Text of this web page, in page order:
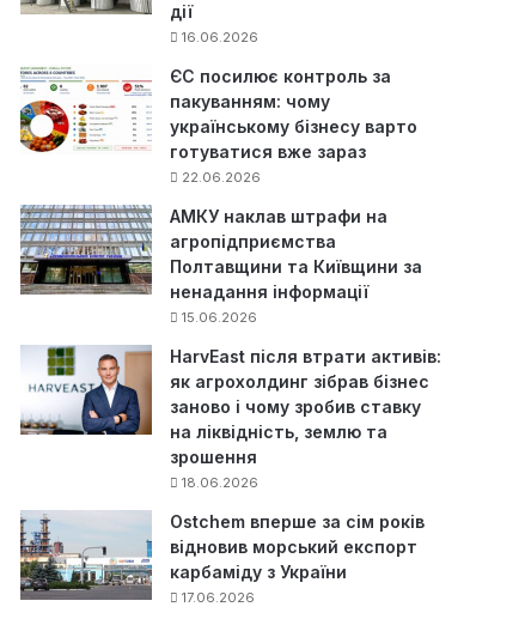
дії
16.06.2026
ЄС посилює контроль за
пакуванням: чому
українському бізнесу варто
готуватися вже зараз
22.06.2026
АМКУ наклав штрафи на
агропідприємства
Полтавщини та Київщини за
ненадання інформації
15.06.2026
HarvEast після втрати активів:
як агрохолдинг зібрав бізнес
заново і чому зробив ставку
на ліквідність, землю та
зрошення
18.06.2026
Ostchem вперше за сім років
відновив морський експорт
карбаміду з України
17.06.2026